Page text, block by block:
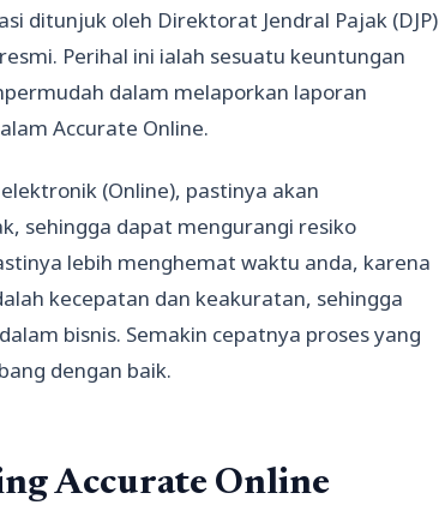
ditunjuk oleh Direktorat Jendral Pajak (DJP)
Perihal ini ialah sesuatu keuntungan
dalam melaporkan laporan
Accurate Online.
(Online), pastinya akan
sehingga dapat mengurangi resiko
lebih menghemat waktu anda, karena
kecepatan dan keakuratan, sehingga
bisnis. Semakin cepatnya proses yang
dengan baik.
Accurate Online